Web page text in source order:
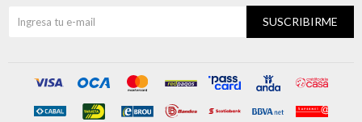
SUSCRIBIRME